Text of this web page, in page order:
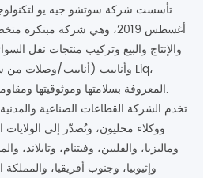
تأسست شركة سوتشو جيه يو
أغسطس 2019، وهي شركة
والإنتاج والبيع وتركيب منتجات نقل
المعروفة بسلامتها وموثوقيتها ومقاومتها للتآكل وصداقتها للبيئة.
تخدم الشركة القطاعات الصناعية
ووكلاء محليون، وتُصدّر إلى الولايات
وماليزيا، والفلبين، وفيتنام، وتايلاند،
وإثيوبيا، وجنوب أفريقيا، والمملكة